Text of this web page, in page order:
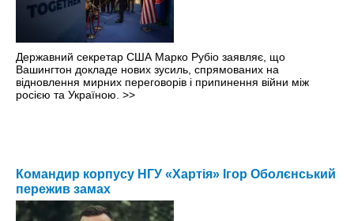
Державний секретар США Марко Рубіо заявляє, що
Вашингтон докладе нових зусиль, спрямованих на
відновлення мирних переговорів і припинення війни між
росією та Україною. >>
Командир корпусу НГУ «Хартія» Ігор Оболєнський
пережив замах